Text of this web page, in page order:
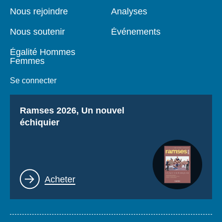
Nous rejoindre
Nous soutenir
Égalité Hommes
Femmes
Se connecter
Analyses
Événements
Titre
Ramses 2026, Un nouvel
échiquier
Lien
Acheter